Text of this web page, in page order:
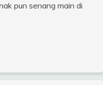
pun senang main di